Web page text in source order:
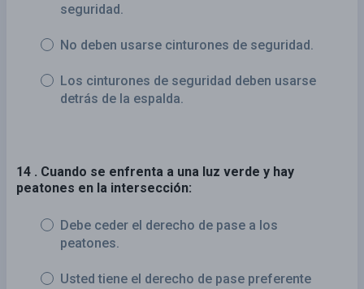
seguridad.
No deben usarse cinturones de seguridad.
Los cinturones de seguridad deben usarse
detrás de la espalda.
14 . Cuando se enfrenta a una luz verde y hay
peatones en la intersección:
Debe ceder el derecho de pase a los
peatones.
Usted tiene el derecho de pase preferente